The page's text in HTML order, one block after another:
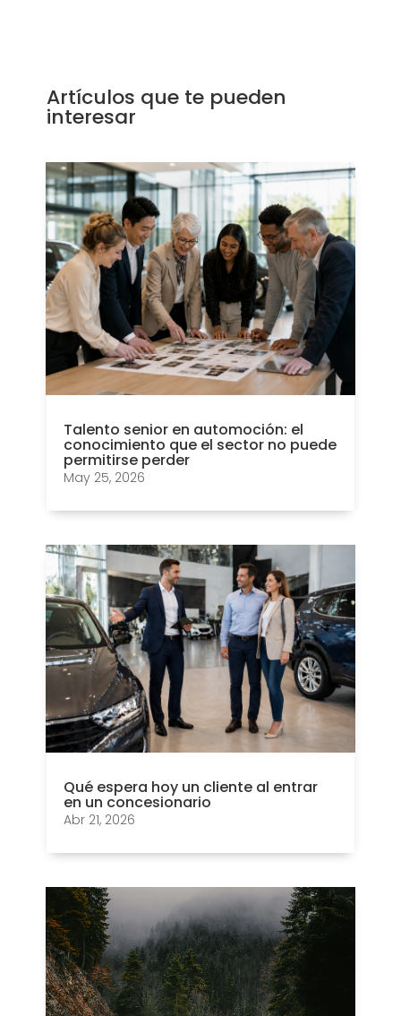
Artículos que te pueden
interesar
Talento senior en automoción: el
conocimiento que el sector no puede
permitirse perder
May 25, 2026
Qué espera hoy un cliente al entrar
en un concesionario
Abr 21, 2026